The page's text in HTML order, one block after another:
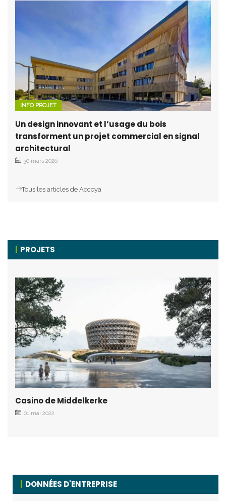
INFO PROJET
Un design innovant et l’usage du bois
transforment un projet commercial en signal
architectural
30 mars 2026
Tous les articles de Accoya
PROJETS
Casino de Middelkerke
01 mai 2022
DONNÉES D'ENTREPRISE